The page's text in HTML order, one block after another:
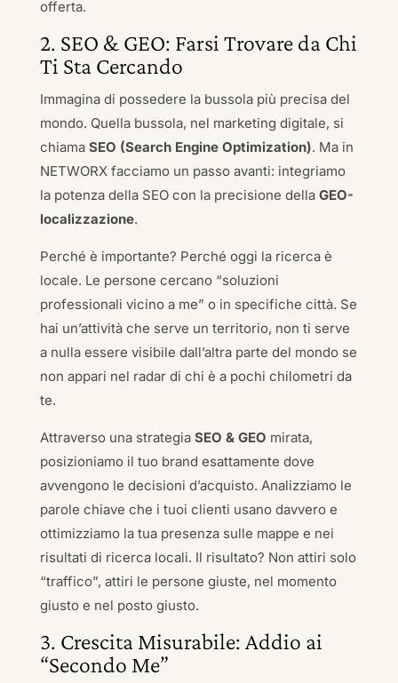
offerta.
2. SEO & GEO: Farsi Trovare da Chi
Ti Sta Cercando
Immagina di possedere la bussola più precisa del
mondo. Quella bussola, nel marketing digitale, si
chiama SEO (Search Engine Optimization). Ma in
NETWORX facciamo un passo avanti: integriamo
la potenza della SEO con la precisione della GEO-
localizzazione.
Perché è importante? Perché oggi la ricerca è
locale. Le persone cercano “soluzioni
professionali vicino a me” o in specifiche città. Se
hai un’attività che serve un territorio, non ti serve
a nulla essere visibile dall’altra parte del mondo se
non appari nel radar di chi è a pochi chilometri da
te.
Attraverso una strategia SEO & GEO mirata,
posizioniamo il tuo brand esattamente dove
avvengono le decisioni d’acquisto. Analizziamo le
parole chiave che i tuoi clienti usano davvero e
ottimizziamo la tua presenza sulle mappe e nei
risultati di ricerca locali. Il risultato? Non attiri solo
“traffico”, attiri le persone giuste, nel momento
giusto e nel posto giusto.
3. Crescita Misurabile: Addio ai
“Secondo Me”